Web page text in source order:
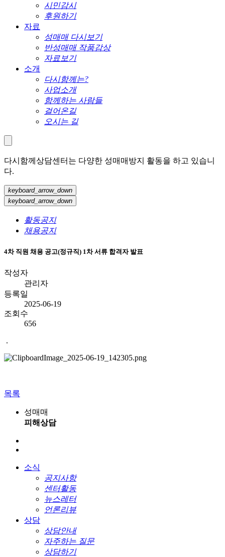
시민감시
후원하기
자료
성매매 다시보기
반성매매 작품감상
자료보기
소개
다시함께는?
사업소개
함께하는 사람들
걸어온길
오시는 길
다시함께상담센터는 다양한 성매매방지 활동을 하고 있습니
다.
keyboard_arrow_down
keyboard_arrow_down
활동공지
채용공지
4차 직원 채용 공고(정규직) 1차 서류 합격자 발표
작성자
관리자
등록일
2025-06-19
조회수
656
.
목록
성매매
피해상담
소식
공지사항
센터활동
뉴스레터
언론리뷰
상담
상담안내
자주하는 질문
상담하기